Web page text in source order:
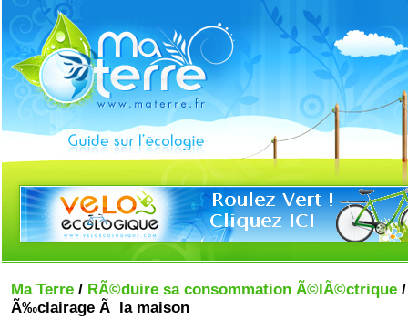
Ma Terre/ RÃ©duire sa consommation Ã©lÃ©ctrique /
Ã‰clairage Ã la maison